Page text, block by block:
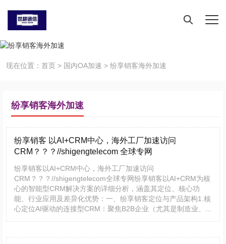
现在位置： 首页 > 国内OA加速 > 纷享销客海外加速
纷享销客海外加速
纷享销客 以AI+CRM中心，海外工厂加速访问
CRM？？？//shigengtelecom 全球专网
纷享销客以AI+CRM中心，海外工厂加速访问
CRM？？？//shigengtelecom全球专网纷享销客以AI+CRM为核
心的智能型CRM解决方案的详细分析，涵盖其定位、核心功
能、行业应用及差异化优势：一、纷享销客定位与产品架构1.核
心定位AI驱动的连接型CRM：聚焦B2B企业（尤其是制造业、...